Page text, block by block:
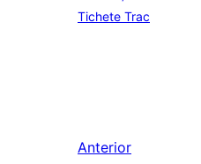
Tichete Trac
Anterior